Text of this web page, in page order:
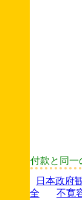
付款と同一
日本政府
全
不寛